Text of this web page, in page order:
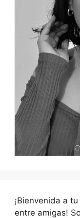
¡Bienvenida a
entre amigas!